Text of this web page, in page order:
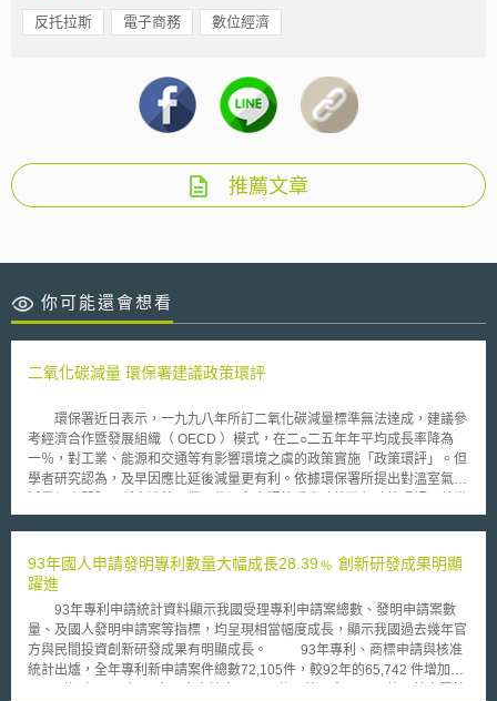
反托拉斯 電子商務 數位經濟
推薦文章
你可能還會想看
二氧化碳減量 環保署建議政策環評
環保署近日表示，一九九八年所訂二氧化碳減量標準無法達成，建議參
考經濟合作暨發展組織（ OECD ）模式，在二○二五年年平均成長率降為
一％，對工業、能源和交通等有影響環境之虞的政策實施「政策環評」。但
學者研究認為，及早因應比延後減量更有利。依據環保署所提出對溫室氣體
其衝包括蘇花高、中油八輕和台塑大煉鋼廠恐都將接受「檢驗」。 除
放量九成，住商和運輸部門執行情況也差。尤其推動汽燃費改隨油徵收一直
未落實，交通政策以大量資金投注在新道路建設，吸引更大車流，應檢討整
體運輸政策。 在策略上，應根據現有環境影響評估法第廿六條，訂定
「政府政策環境影響評估作業辦法」，對國家溫室氣體減量最根本所在的工
業、能源、交通政策，以及其他有影響環境之虞政策，都應實施「政策環
評」，並應建立現有能源價格和徵收碳稅討論機制。
93年國人申請發明專利數量大幅成長28.39﹪ 創新研發成果明顯
躍進
93年專利申請統計資料顯示我國受理專利申請案總數、發明申請案數
量、及國人發明申請案等指標，均呈現相當幅度成長，顯示我國過去幾年官
方與民間投資創新研發成果有明顯成長。 93年專利、商標申請與核准
統計出爐，全年專利新申請案件總數72,105件，較92年的65,742 件增加